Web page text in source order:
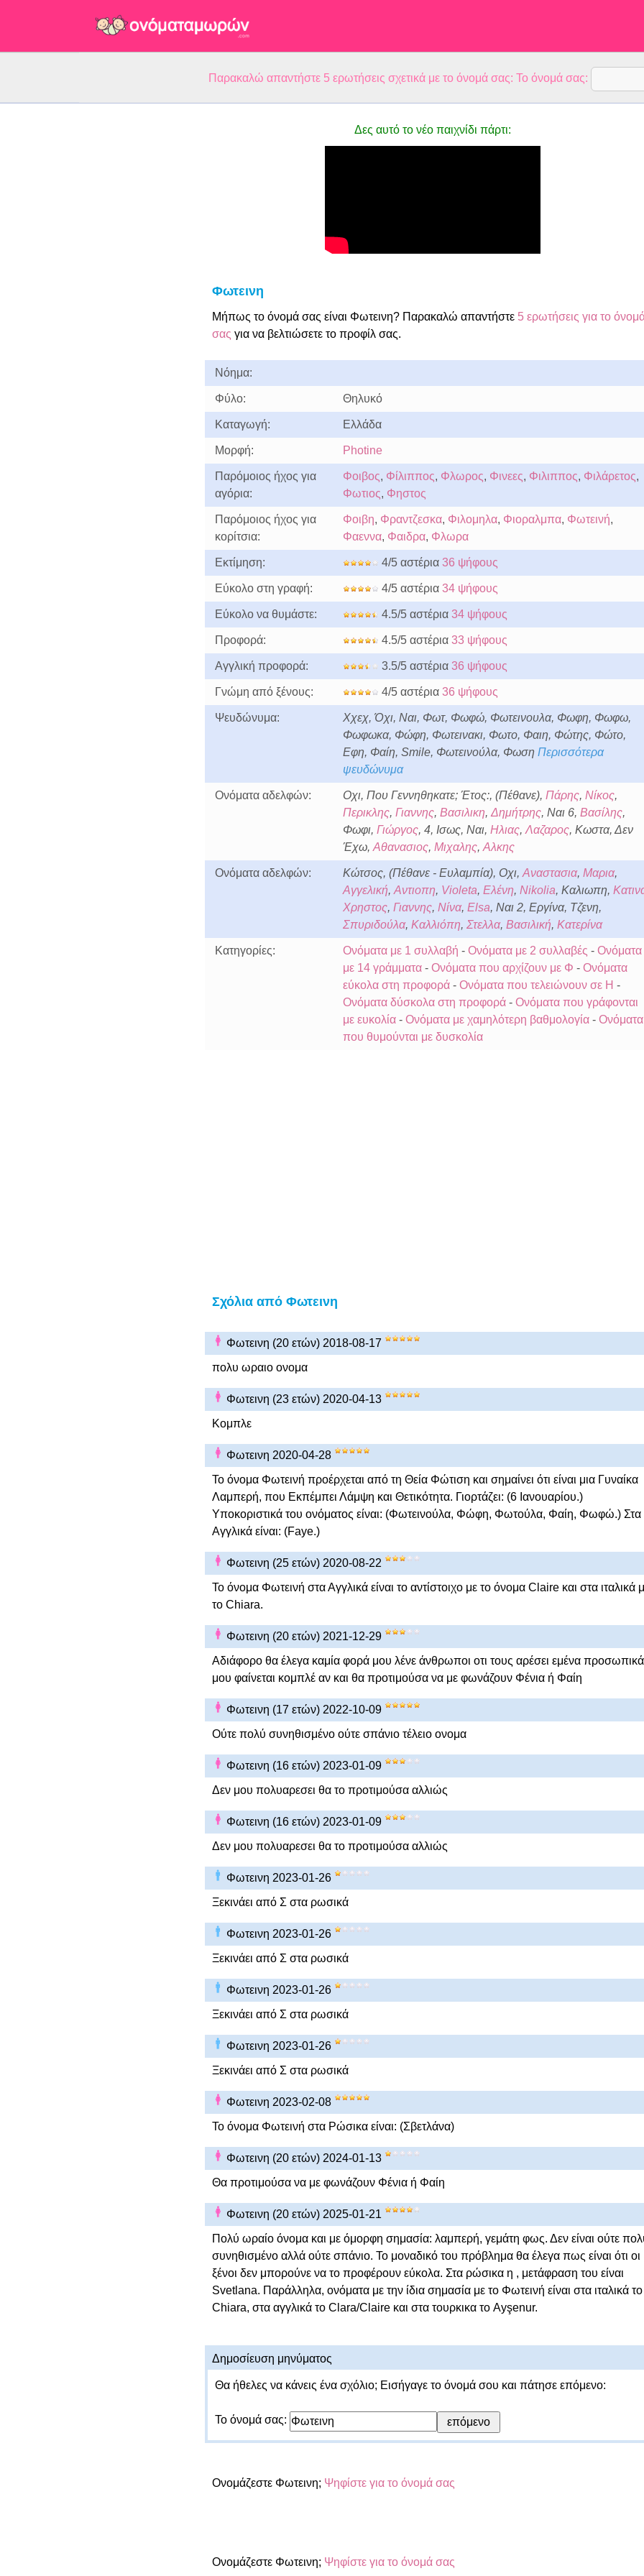
Παρακαλώ απαντήστε 5 ερωτήσεις σχετικά με το όνομά σας: Το όνομά σας:
Δες αυτό το νέο παιχνίδι πάρτι:
Φωτεινη
Μήπως το όνομά σας είναι Φωτεινη? Παρακαλώ απαντήστε5 ερωτήσεις για το
σας για να βελτιώσετε το προφίλ σας.
Νόημα:
Φύλο: Θηλυκό
Καταγωγή: Ελλάδα
Μορφή: Photine
Παρόμοιος ήχος για
αγόρια:
Φοιβος, Φίλιππος, Φλωρος, Φινεες, Φιλιππος, Φιλάρετος,
Φωτιος, Φηστος
Παρόμοιος ήχος για
κορίτσια:
Φοιβη, Φραντζεσκα, Φιλομηλα, Φιοραλμπα, Φωτεινή,
Φαεννα, Φαιδρα, Φλωρα
Εκτίμηση: 4/5 αστέρια 36 ψήφους
Εύκολο στη γραφή: 4/5 αστέρια 34 ψήφους
Εύκολο να θυμάστε: 4.5/5 αστέρια 34 ψήφους
Προφορά: 4.5/5 αστέρια 33 ψήφους
Αγγλική προφορά: 3.5/5 αστέρια 36 ψήφους
Γνώμη από ξένους: 4/5 αστέρια 36 ψήφους
Ψευδώνυμα:
Χχεχ, Όχι, Ναι, Φωτ, Φωφώ, Φωτεινουλα, Φωφη, Φωφω,
Φωφωκα, Φώφη, Φωτεινακι, Φωτο, Φαιη, Φώτης, Φώτο,
Εφη, Φαίη, Smile, Φωτεινούλα, Φωση Περισσότερα
ψευδώνυμα
Ονόματα αδελφών: Οχι, Που Γεννηθηκατε; Έτος:, (Πέθανε), Πάρης, Νίκος,
Περικλης, Γιαννης, Βασιλικη, Δημήτρης, Ναι 6, Βασίλης,
Φωφι, Γιώργος, 4, Ισως, Ναι, Ηλιας, Λαζαρος, Κωστα, Δεν
Έχω, Αθανασιος, Μιχαλης, Αλκης
Ονόματα αδελφών: Κώτσος, (Πέθανε - Ευλαμπία), Οχι, Αναστασια, Μαρια,
Αγγελική, Αντιοπη, Violeta, Ελένη, Nikolia, Καλιωπη,
Χρηστος, Γιαννης, Νίνα, Elsa, Ναι 2, Εργίνα, Τζενη,
Σπυριδούλα, Καλλιόπη, Στελλα, Βασιλική, Κατερίνα
Κατηγορίες: Ονόματα με 1 συλλαβή - Ονόματα με 2 συλλαβές - Ονόματα
με 14 γράμματα- Ονόματα που αρχίζουν με Φ - Ονόματα
εύκολα στη προφορά- Ονόματα που τελειώνουν σε Η -
Ονόματα δύσκολα στη προφορά- Ονόματα που γράφονται
με ευκολία- Ονόματα με χαμηλότερη βαθμολογία- Ονόματα
που θυμούνται με δυσκολία
Σχόλια από Φωτεινη
Φωτεινη (20 ετών) 2018-08-17
πολυ ωραιο ονομα
Φωτεινη (23 ετών) 2020-04-13
Κομπλε
Φωτεινη 2020-04-28
Το όνομα Φωτεινή προέρχεται από τη Θεία Φώτιση και σημαίνει ότι είναι μια Γυναίκα
Λαμπερή, που Εκπέμπει Λάμψη και Θετικότητα. Γιορτάζει: (6 Ιανουαρίου.)
Υποκοριστικά του ονόματος είναι: (Φωτεινούλα, Φώφη, Φωτούλα, Φαίη, Φωφώ.) Στα
Αγγλικά είναι: (Faye.)
Φωτεινη (25 ετών) 2020-08-22
Το όνομα Φωτεινή στα Αγγλικά είναι το αντίστοιχο με το όνομα Claire και στα ιταλικά
το Chiara.
Φωτεινη (20 ετών) 2021-12-29
Αδιάφορο θα έλεγα καμία φορά μου λένε άνθρωποι οτι τους αρέσει εμένα προσωπικά
μου φαίνεται κομπλέ αν και θα προτιμούσα να με φωνάζουν Φένια ή Φαίη
Φωτεινη (17 ετών) 2022-10-09
Ούτε πολύ συνηθισμένο ούτε σπάνιο τέλειο ονομα
Φωτεινη (16 ετών) 2023-01-09
Δεν μου πολυαρεσει θα το προτιμούσα αλλιώς
Φωτεινη (16 ετών) 2023-01-09
Δεν μου πολυαρεσει θα το προτιμούσα αλλιώς
Φωτεινη 2023-01-26
Ξεκινάει από Σ στα ρωσικά
Φωτεινη 2023-01-26
Ξεκινάει από Σ στα ρωσικά
Φωτεινη 2023-01-26
Ξεκινάει από Σ στα ρωσικά
Φωτεινη 2023-01-26
Ξεκινάει από Σ στα ρωσικά
Φωτεινη 2023-02-08
Το όνομα Φωτεινή στα Ρώσικα είναι: (Σβετλάνα)
Φωτεινη (20 ετών) 2024-01-13
Θα προτιμούσα να με φωνάζουν Φένια ή Φαίη
Φωτεινη (20 ετών) 2025-01-21
Πολύ ωραίο όνομα και με όμορφη σημασία: λαμπερή, γεμάτη φως. Δεν είναι ούτε
συνηθισμένο αλλά ούτε σπάνιο. Το μοναδικό του πρόβλημα θα έλεγα πως είναι ότι οι
ξένοι δεν μπορούνε να το προφέρουν εύκολα. Στα ρώσικα η , μετάφραση του είναι
Svetlana. Παράλληλα, ονόματα με την ίδια σημασία με το Φωτεινή είναι στα ιταλικά το
Chiara, στα αγγλικά το Clara/Claire και στα τουρκικα το Ayşenur.
Δημοσίευση μηνύματος
Θα ήθελες να κάνεις ένα σχόλιο; Εισήγαγε το όνομά σου και πάτησε επόμενο:
Το όνομά σας:
Ονομάζεστε Φωτεινη; Ψηφίστε για το όνομά σας
Ονομάζεστε Φωτεινη; Ψηφίστε για το όνομά σας